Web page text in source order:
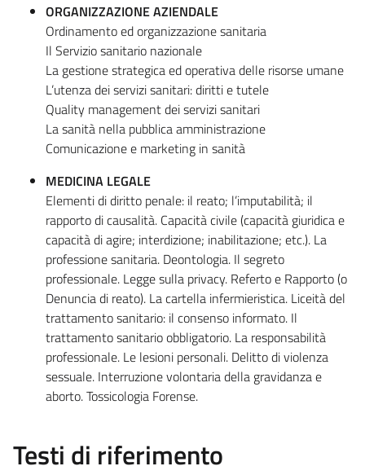
ORGANIZZAZIONE AZIENDALE
Ordinamento ed organizzazione sanitaria
Il Servizio sanitario nazionale
La gestione strategica ed operativa delle risorse umane
L’utenza dei servizi sanitari: diritti e tutele
Quality management dei servizi sanitari
La sanità nella pubblica amministrazione
Comunicazione e marketing in sanità
MEDICINA LEGALE
Elementi di diritto penale: il reato; l’imputabilità; il
rapporto di causalità. Capacità civile (capacità giuridica e
capacità di agire; interdizione; inabilitazione; etc.). La
professione sanitaria. Deontologia. Il segreto
professionale. Legge sulla privacy. Referto e Rapporto (o
Denuncia di reato). La cartella infermieristica. Liceità del
trattamento sanitario: il consenso informato. Il
trattamento sanitario obbligatorio. La responsabilità
professionale. Le lesioni personali. Delitto di violenza
sessuale. Interruzione volontaria della gravidanza e
aborto. Tossicologia Forense.
Testi di riferimento